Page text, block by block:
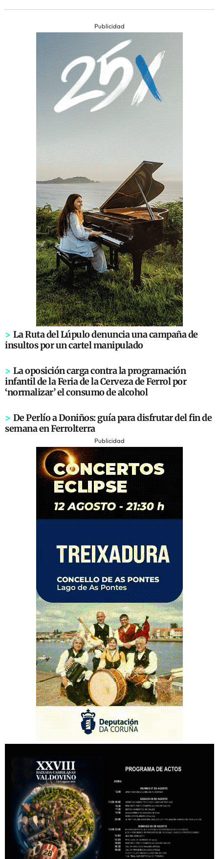
Publicidad
> La Ruta del Lúpulo denuncia una campaña de
insultos por un cartel manipulado
> La oposición carga contra la programación
infantil de la Feria de la Cerveza de Ferrol por
‘normalizar’ el consumo de alcohol
> De Perlío a Doniños: guía para disfrutar del fin de
semana en Ferrolterra
Publicidad